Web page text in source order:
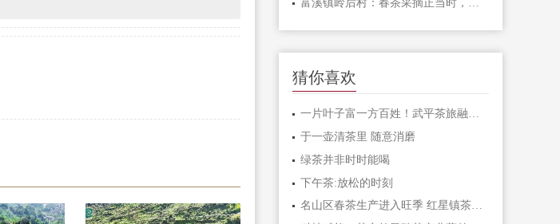
猜你喜欢
于一壶清茶里 随意消磨
绿茶并非时时能喝
下午茶:放松的时刻
名山区春茶生产进入旺季 红星镇茶企抢"鲜"赶